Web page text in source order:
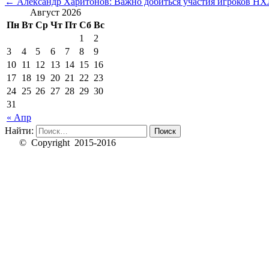
Август 2026
Пн Вт Ср Чт Пт Сб Вс
« Апр
1
2
3
4 5 6 7 8
9
10 11 12 13 14 15 16
17 18 19 20 21 22 23
24 25 26 27 28 29 30
31
Найти:
© Copyright 2015-2016